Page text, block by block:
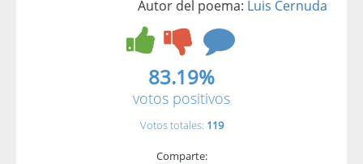
Autor del poema: Luis Cernuda
83.19%
votos positivos
Votos totales: 119
Comparte: